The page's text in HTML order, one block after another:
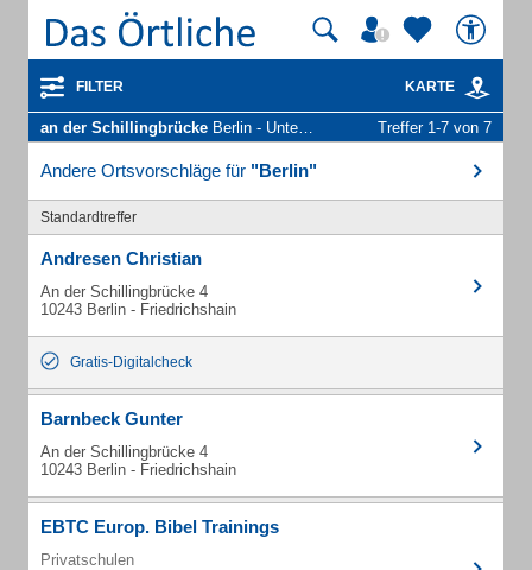
FILTER KARTE
an der Schillingbrücke Berlin - Unternehmen und Personen Treffer 1-7 von 7
Andere Ortsvorschläge für "Berlin"
Standardtreffer
Andresen Christian
An der Schillingbrücke 4
10243 Berlin - Friedrichshain
Gratis-Digitalcheck
Barnbeck Gunter
An der Schillingbrücke 4
10243 Berlin - Friedrichshain
EBTC Europ. Bibel Trainings
Privatschulen